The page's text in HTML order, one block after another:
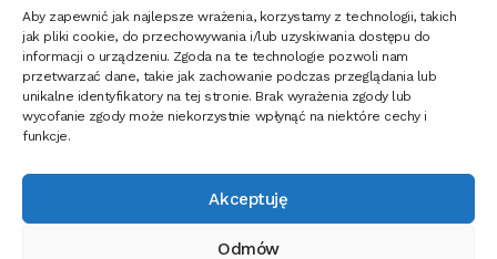
Aby zapewnić jak najlepsze wrażenia, korzystamy z technologii, takich
jak pliki cookie, do przechowywania i/lub uzyskiwania dostępu do
informacji o urządzeniu. Zgoda na te technologie pozwoli nam
przetwarzać dane, takie jak zachowanie podczas przeglądania lub
unikalne identyfikatory na tej stronie. Brak wyrażenia zgody lub
wycofanie zgody może niekorzystnie wpłynąć na niektóre cechy i
funkcje.
Akceptuję
Odmów
Budowa i wykończenie domu jako dobra
inwestycja
Mieszkanie w stylu nowoczesnym – na co
zwrócić uwagę?
Oświetlenie ciemnych ścian i tapet w korytarzu –
Jak oświetlić dom i ogród na Święta Bożego
narodzenia?